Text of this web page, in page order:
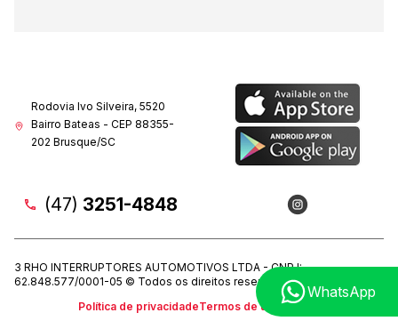
WhatsApp
Rodovia Ivo Silveira, 5520
Bairro Bateas - CEP 88355-
202 Brusque/SC
(47) 3251-4848
3 RHO INTERRUPTORES AUTOMOTIVOS LTDA - CNPJ:
62.848.577/0001-05 © Todos os direitos reservados. 2022
Política de privacidadeTermos de uso (LGPD)